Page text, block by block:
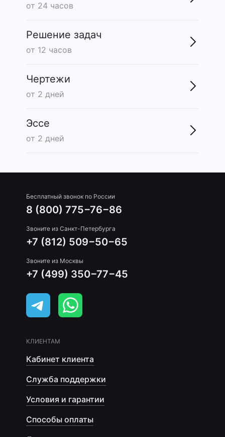
от 24 часов
Решение задач
от 12 часов
Чертежи
от 2 дней
Эссе
от 2 дней
Бесплатный звонок по России
8 (800) 775−76−86
Звоните из Санкт-Петербурга
+7 (812) 509−50−65
Звоните из Москвы
+7 (499) 350−77−45
КЛИЕНТАМ
Кабинет клиента
Служба поддержки
Условия и гарантии
Способы оплаты